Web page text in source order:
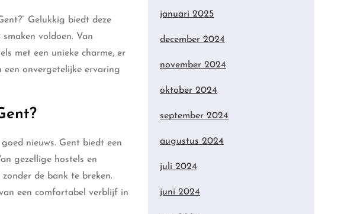
Gelukkig biedt deze
voldoen. Van
met een unieke charme, er
een onvergetelijke ervaring
nieuws. Gent biedt een
gezellige hostels en
de bank te breken.
een comfortabel verblijf in
januari 2025
december 2024
november 2024
oktober 2024
september 2024
augustus 2024
juli 2024
juni 2024